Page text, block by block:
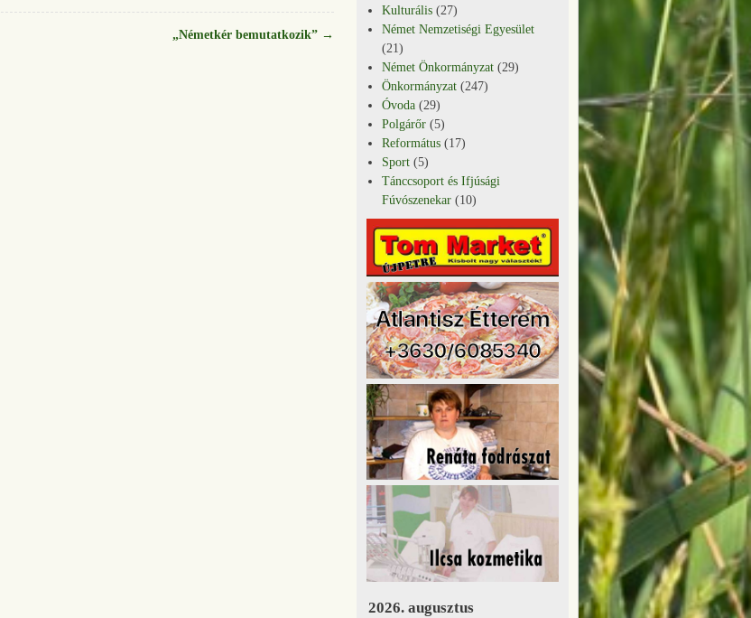
„Németkér bemutatkozik” →
Kulturális (27)
Német Nemzetiségi Egyesület
(21)
Német Önkormányzat (29)
Önkormányzat (247)
Óvoda (29)
Polgárőr (5)
Református (17)
Sport (5)
Tánccsoport és Ifjúsági
Fúvószenekar (10)
2026. augusztus